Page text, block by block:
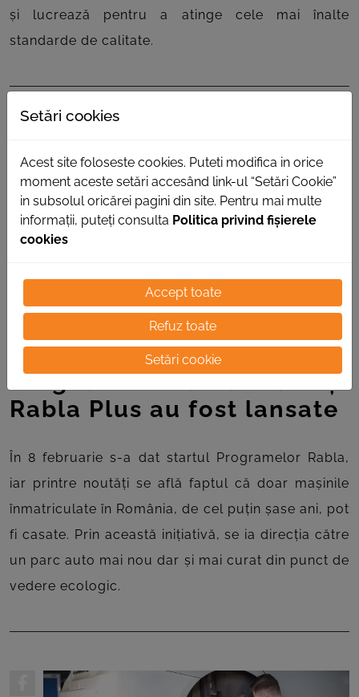
și lucrează pentru a atinge cele mai înalte
standarde de calitate.
15/02/2022
Programele Rabla Clasic și
Rabla Plus au fost lansate
În 8 februarie s-a dat startul Programelor Rabla,
iar printre noutăți se află faptul că doar mașinile
înmatriculate în România, de cel puțin șase ani, pot
fi casate. Prin această inițiativă, se ia direcția către
un parc auto mai nou dar și mai curat din punct de
vedere ecologic.
Setări cookies
Acest site foloseste cookies. Puteti modifica in orice
moment aceste setări accesând link-ul “Setări Cookie”
in subsolul oricărei pagini din site. Pentru mai multe
informații, puteți consulta Politica privind fișierele
cookies
Accept toate
Refuz toate
Setări cookie